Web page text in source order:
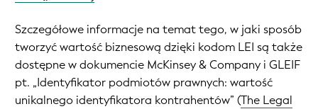
Szczegółowe informacje na temat tego, w jaki sposób
tworzyć wartość biznesową dzięki kodom LEI są także
dostępne w dokumencie McKinsey & Company i GLEIF
pt. „Identyfikator podmiotów prawnych: wartość
unikalnego identyfikatora kontrahentów” (The Legal